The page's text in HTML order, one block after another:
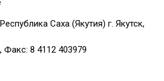
Саха (Якутия) г. Якутск,
Факс: 8 4112 403979